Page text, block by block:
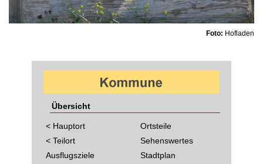
Foto: Hofladen
Übersicht
< Hauptort
< Teilort
Ausflugsziele
Ortsteile
Sehenswertes
Stadtplan